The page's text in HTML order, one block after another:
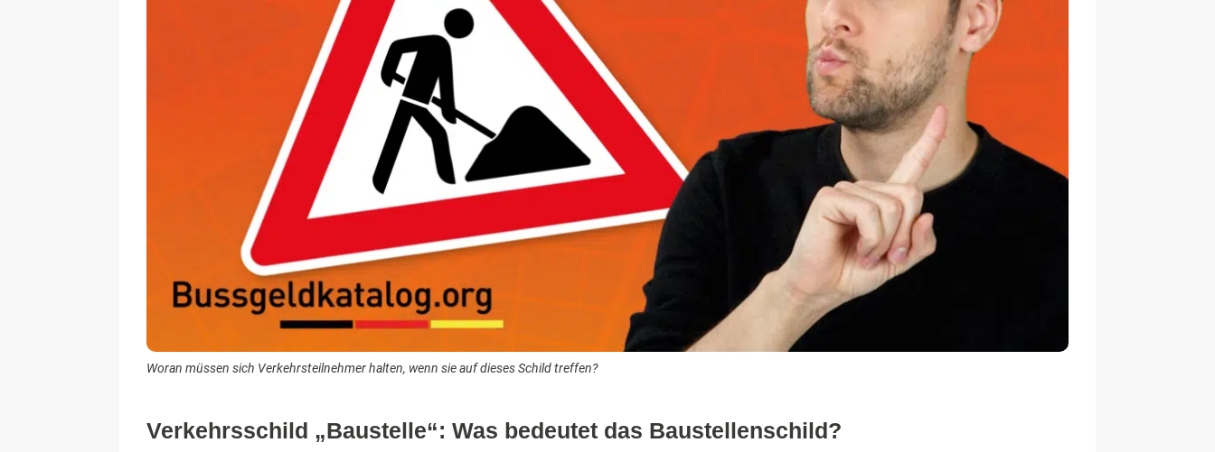
Woran müssen sich Verkehrsteilnehmer halten, wenn sie auf dieses Schild treffen?
Verkehrsschild „Baustelle“: Was bedeutet das Baustellenschild?